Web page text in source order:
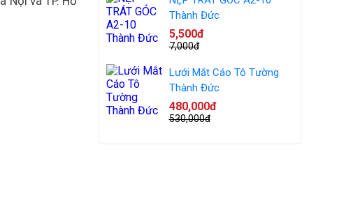
Thành Đức
5,500đ
7,000đ
Lưới Mắt Cáo Tô Tường
Thành Đức
480,000đ
530,000đ